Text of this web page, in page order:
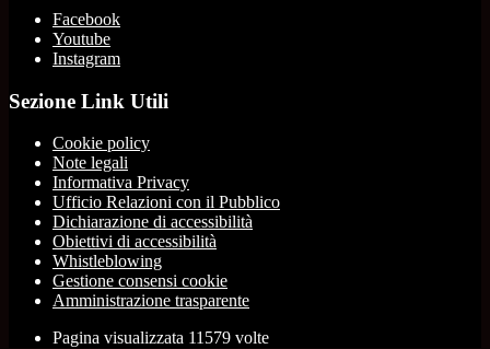
Facebook
Youtube
Instagram
Sezione Link Utili
Cookie policy
Note legali
Informativa Privacy
Ufficio Relazioni con il Pubblico
Dichiarazione di accessibilità
Obiettivi di accessibilità
Whistleblowing
Gestione consensi cookie
Amministrazione trasparente
Pagina visualizzata 11579 volte